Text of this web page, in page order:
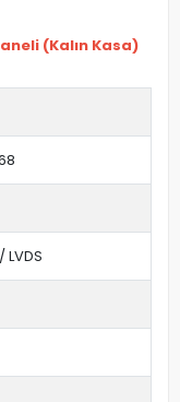
(Kalın Kasa)
LVDS